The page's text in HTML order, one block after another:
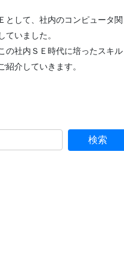
として、社内のコンピュータ関
ていました。
の社内ＳＥ時代に培ったスキル
紹介していきます。